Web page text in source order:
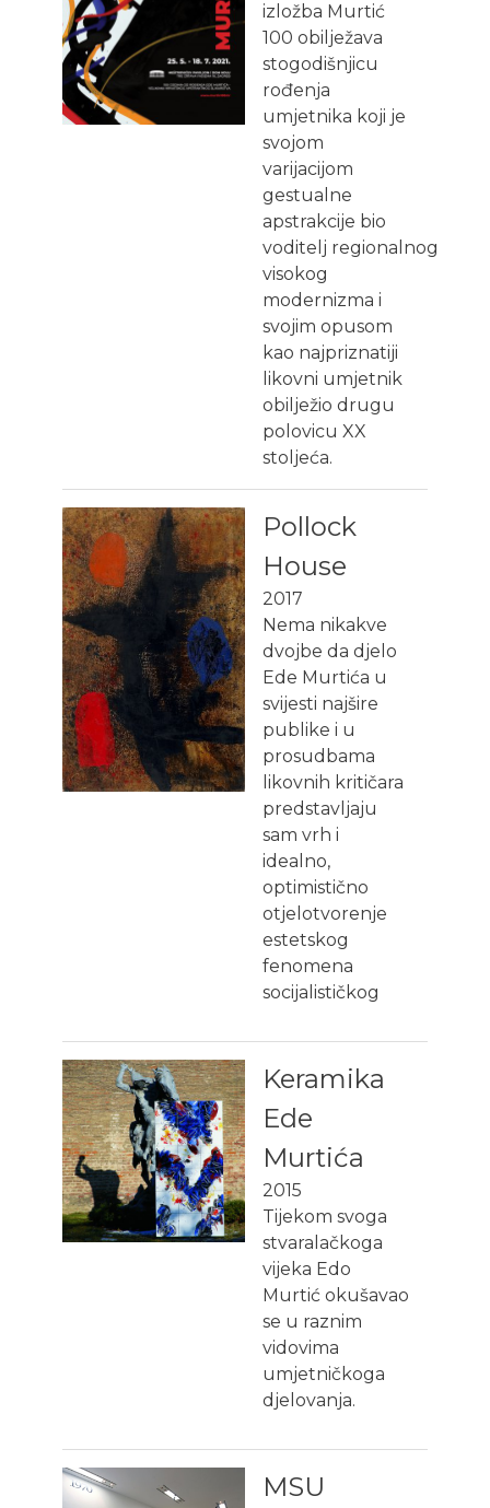
izložba Murtić
100 obilježava
stogodišnjicu
rođenja
umjetnika koji je
svojom
varijacijom
gestualne
apstrakcije bio
voditelj regionalnog
visokog
modernizma i
svojim opusom
kao najpriznatiji
likovni umjetnik
obilježio drugu
polovicu XX
stoljeća.
Pollock
House
2017
Nema nikakve
dvojbe da djelo
Ede Murtića u
svijesti najšire
publike i u
prosudbama
likovnih kritičara
predstavljaju
sam vrh i
idealno,
optimistično
otjelotvorenje
estetskog
fenomena
socijalističkog
Keramika
Ede
Murtića
2015
Tijekom svoga
stvaralačkoga
vijeka Edo
Murtić okušavao
se u raznim
vidovima
umjetničkoga
djelovanja.
MSU